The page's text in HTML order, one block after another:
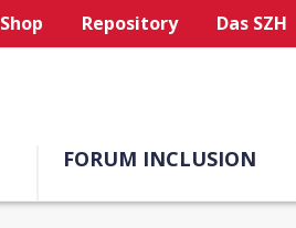
Shop Repository Das SZH
FORUM INCLUSION